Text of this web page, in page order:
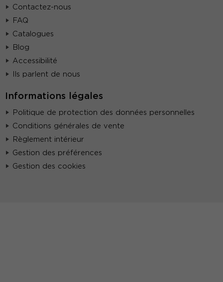
Contactez-nous
FAQ
Catalogues
Blog
Accessibilité
Ils parlent de nous
Informations légales
Politique de protection des données personnelles
Conditions générales de vente
Règlement intérieur
Gestion des préférences
Gestion des cookies